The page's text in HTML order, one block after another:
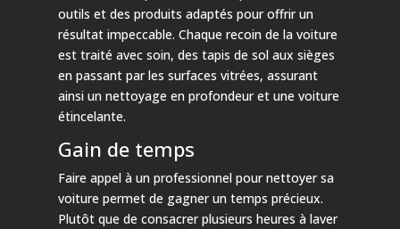
outils et des produits adaptés pour offrir un
résultat impeccable. Chaque recoin de la voiture
est traité avec soin, des tapis de sol aux sièges
en passant par les surfaces vitrées, assurant
ainsi un nettoyage en profondeur et une voiture
étincelante.
Gain de temps
Faire appel à un professionnel pour nettoyer sa
voiture permet de gagner un temps précieux.
Plutôt que de consacrer plusieurs heures à laver